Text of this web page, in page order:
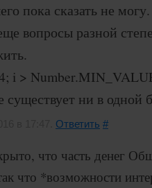
пока сказать не могу.
вопросы разной
i >
существует ни в
Ответить #
что часть денег
что *возможности